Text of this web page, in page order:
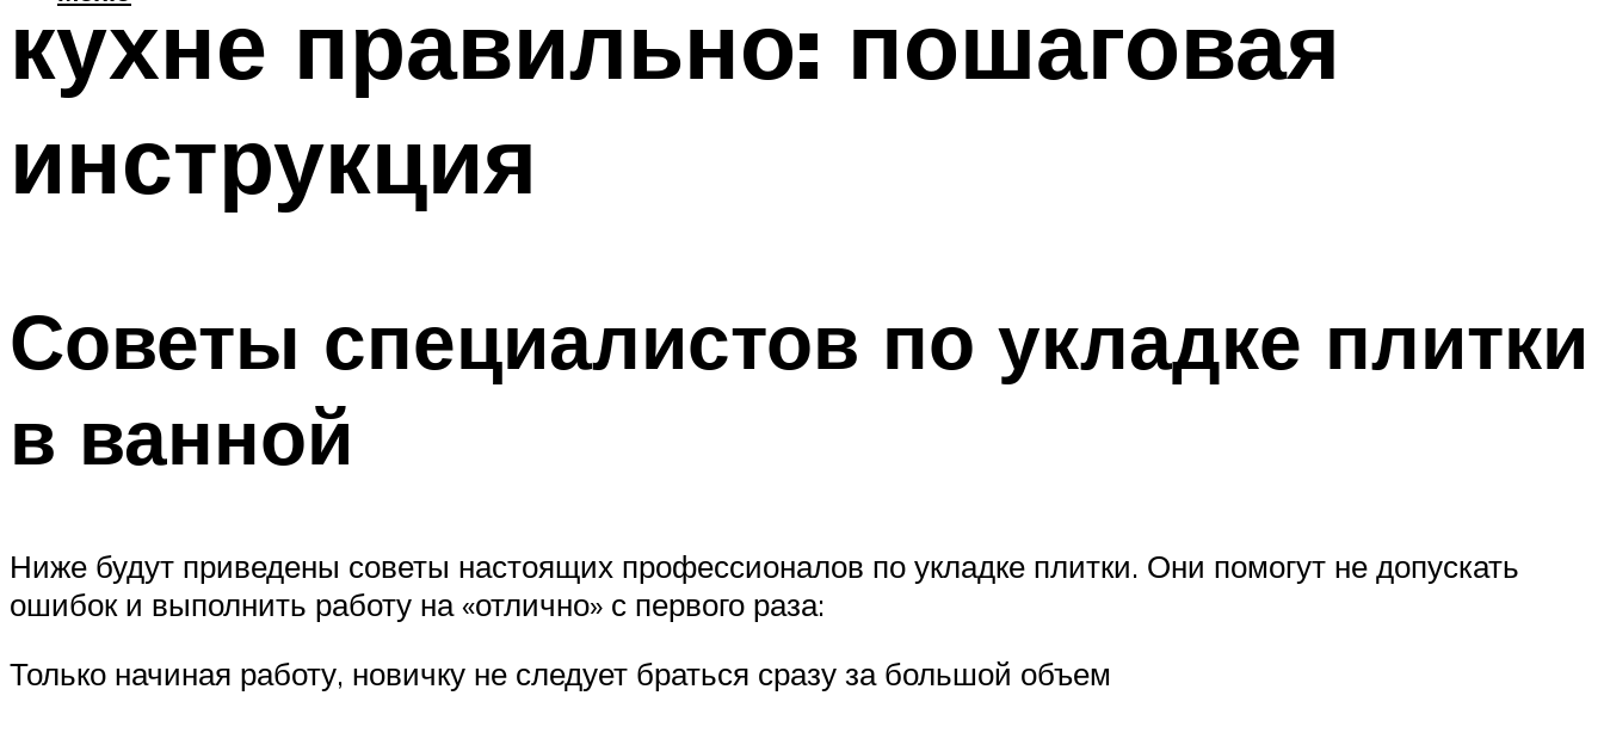
кухне правильно: пошаговая
инструкция
Советы специалистов по укладке плитки
в ванной
Ниже будут приведены советы настоящих профессионалов по укладке плитки. Они помогут не допускать
ошибок и выполнить работу на «отлично» с первого раза:
Только начиная работу, новичку не следует браться сразу за большой объем